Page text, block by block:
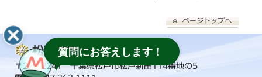
松戸市消防局
〒270-2241 千葉県松戸市松戸新田114番地の5
質問にお答えします！